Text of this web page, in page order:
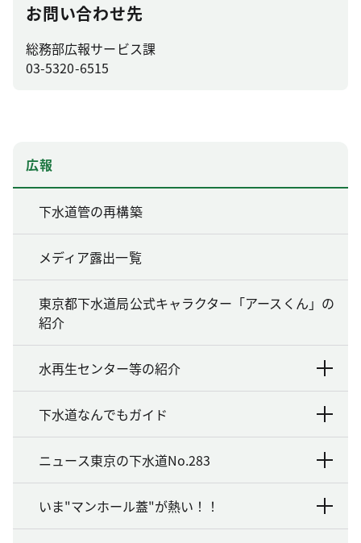
お問い合わせ先
総務部広報サービス課
03-5320-6515
広報
下水道管の再構築
メディア露出一覧
東京都下水道局公式キャラクター「アースくん」の
紹介
水再生センター等の紹介
下水道なんでもガイド
ニュース東京の下水道No.283
いま"マンホール蓋"が熱い！！